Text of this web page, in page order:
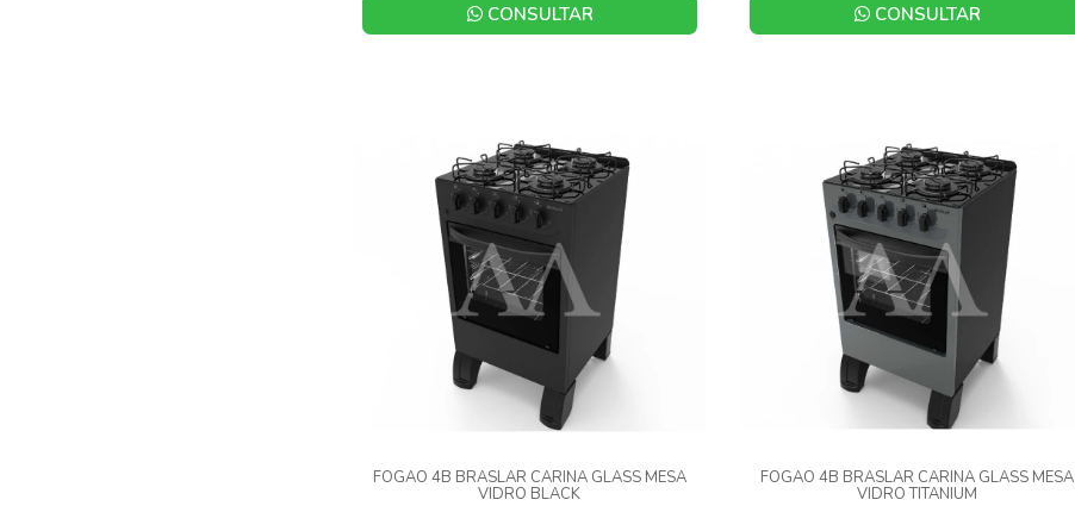
CONSULTAR CONSULTAR
FOGAO 4B BRASLAR CARINA GLASS MESA
VIDRO BLACK
FOGAO 4B BRASLAR CARINA GLASS MESA
VIDRO TITANIUM